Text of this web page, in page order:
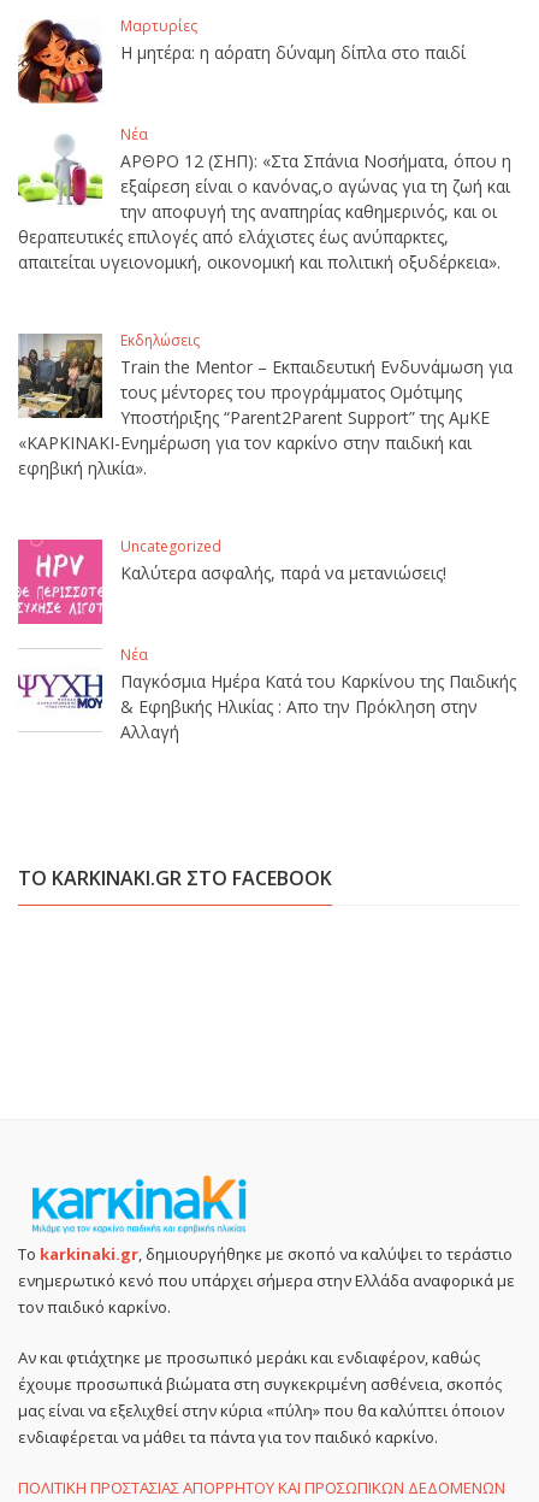
Μαρτυρίες
Η μητέρα: η αόρατη δύναμη δίπλα στο παιδί
Νέα
ΑΡΘΡΟ 12 (ΣΗΠ): «Στα Σπάνια Νοσήματα, όπου η
εξαίρεση είναι ο κανόνας,ο αγώνας για τη ζωή και
την αποφυγή της αναπηρίας καθημερινός, και οι
θεραπευτικές επιλογές από ελάχιστες έως ανύπαρκτες,
απαιτείται υγειονομική, οικονομική και πολιτική οξυδέρκεια».
Εκδηλώσεις
Train the Mentor – Εκπαιδευτική Ενδυνάμωση για
τους μέντορες του προγράμματος Ομότιμης
Υποστήριξης “Parent2Parent Support” της ΑμΚΕ
«ΚΑΡΚΙΝΑΚΙ-Ενημέρωση για τον καρκίνο στην παιδική και
εφηβική ηλικία».
Uncategorized
Καλύτερα ασφαλής, παρά να μετανιώσεις!
Νέα
Παγκόσμια Ημέρα Κατά του Καρκίνου της Παιδικής
& Εφηβικής Ηλικίας : Απο την Πρόκληση στην
Αλλαγή
ΤΟ KARKINAKI.GR ΣΤΟ FACEBOOK
Το karkinaki.gr, δημιουργήθηκε με σκοπό να καλύψει το τεράστιο
ενημερωτικό κενό που υπάρχει σήμερα στην Ελλάδα αναφορικά με
τον παιδικό καρκίνο.
Αν και φτιάχτηκε με προσωπικό μεράκι και ενδιαφέρον, καθώς
έχουμε προσωπικά βιώματα στη συγκεκριμένη ασθένεια, σκοπός
μας είναι να εξελιχθεί στην κύρια «πύλη» που θα καλύπτει όποιον
ενδιαφέρεται να μάθει τα πάντα για τον παιδικό καρκίνο.
ΠΟΛΙΤΙΚΗ ΠΡΟΣΤΑΣΙΑΣ ΑΠΟΡΡΗΤΟΥ ΚΑΙ ΠΡΟΣΩΠΙΚΩΝ ΔΕΔΟΜΕΝΩΝ